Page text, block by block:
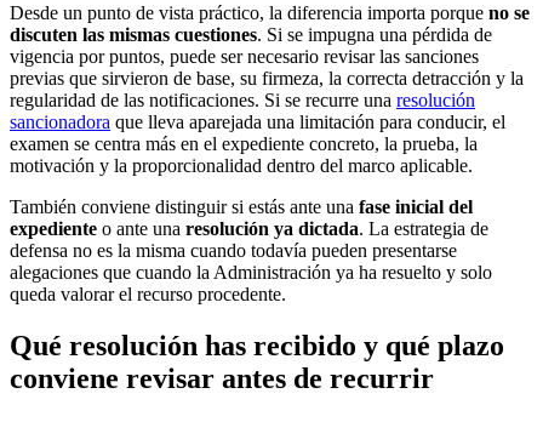
Desde un punto de vista práctico, la diferencia importa porque no se
discuten las mismas cuestiones. Si se impugna una pérdida de
vigencia por puntos, puede ser necesario revisar las sanciones
previas que sirvieron de base, su firmeza, la correcta detracción y la
regularidad de las notificaciones. Si se recurre una resolución
sancionadora que lleva aparejada una limitación para conducir, el
examen se centra más en el expediente concreto, la prueba, la
motivación y la proporcionalidad dentro del marco aplicable.
También conviene distinguir si estás ante una fase inicial del
expediente o ante una resolución ya dictada. La estrategia de
defensa no es la misma cuando todavía pueden presentarse
alegaciones que cuando la Administración ya ha resuelto y solo
queda valorar el recurso procedente.
Qué resolución has recibido y qué plazo
conviene revisar antes de recurrir